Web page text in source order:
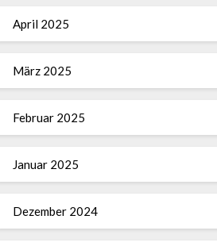
April 2025
März 2025
Februar 2025
Januar 2025
Dezember 2024